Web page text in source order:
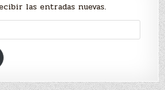
las entradas nuevas.